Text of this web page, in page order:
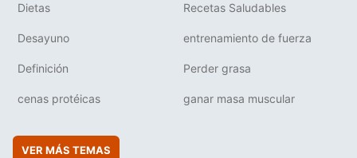
Dietas Recetas Saludables
Desayuno entrenamiento de fuerza
Definición Perder grasa
cenas protéicas ganar masa muscular
VER MÁS TEMAS